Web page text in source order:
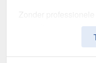
gevoelig voor vuil,
Deze binnenhoek is